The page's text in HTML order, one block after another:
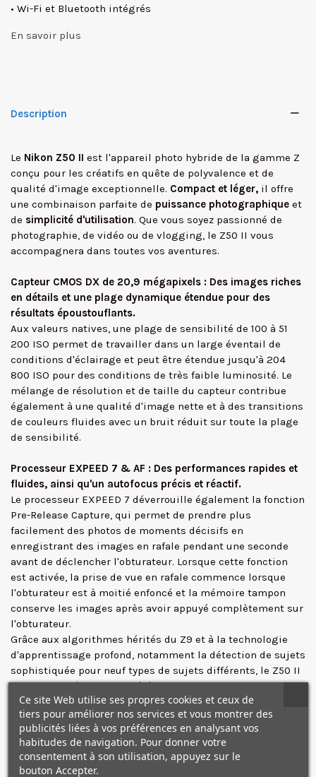
• Wi-Fi et Bluetooth intégrés
En savoir plus
Description
Le Nikon Z50 II est l'appareil photo hybride de la gamme Z
conçu pour les créatifs en quête de polyvalence et de
qualité d'image exceptionnelle. Compact et léger, il offre
une combinaison parfaite de puissance photographique et
de simplicité d'utilisation. Que vous soyez passionné de
photographie, de vidéo ou de vlogging, le Z50 II vous
accompagnera dans toutes vos aventures.
Capteur CMOS DX de 20,9 mégapixels : Des images riches
en détails et une plage dynamique étendue pour des
résultats époustouflants.
Aux valeurs natives, une plage de sensibilité de 100 à 51
200 ISO permet de travailler dans un large éventail de
conditions d'éclairage et peut être étendue jusqu'à 204
800 ISO pour des conditions de très faible luminosité. Le
mélange de résolution et de taille du capteur contribue
également à une qualité d'image nette et à des transitions
de couleurs fluides avec un bruit réduit sur toute la plage
de sensibilité.
Processeur EXPEED 7 & AF : Des performances rapides et
fluides, ainsi qu'un autofocus précis et réactif.
Le processeur EXPEED 7 déverrouille également la fonction
Pre-Release Capture, qui permet de prendre plus
facilement des photos de moments décisifs en
enregistrant des images en rafale pendant une seconde
avant de déclencher l'obturateur. Lorsque cette fonction
est activée, la prise de vue en rafale commence lorsque
l'obturateur est à moitié enfoncé et la mémoire tampon
conserve les images après avoir appuyé complètement sur
l'obturateur.
Grâce aux algorithmes hérités du Z9 et à la technologie
d'apprentissage profond, notamment la détection de sujets
sophistiquée pour neuf types de sujets différents, le Z50 II
peut reconnaître une variété de types de sujets distincts,
allant des humains aux animaux, en passant par les avions
et les vélos.
Lorsque vous travaillez en mode Auto-Area AF, ces sujets
seront automatiquement détectés, mis au point et suivis
pour garantir une mise au point nette lorsque le sujet se
Ce site Web utilise ses propres cookies et ceux de
tiers pour améliorer nos services et vous montrer des
publicités liées à vos préférences en analysant vos
habitudes de navigation. Pour donner votre
consentement à son utilisation, appuyez sur le
bouton Accepter.
✕